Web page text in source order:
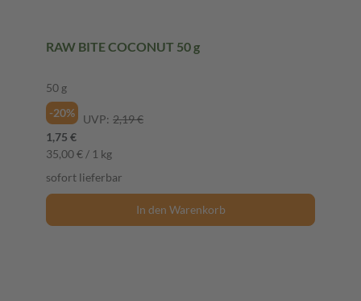
RAW BITE COCONUT 50 g
50 g
-20%
UVP: 2,19 €
1,75 €
35,00 € / 1 kg
sofort lieferbar
In den Warenkorb